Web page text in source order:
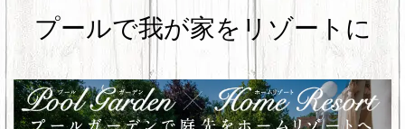
o
o
k
プールで我が家をリゾートに